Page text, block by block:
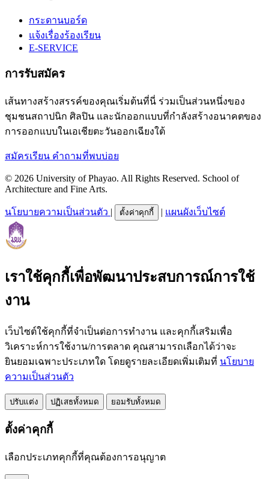
กระดานบอร์ด
แจ้งเรื่องร้องเรียน
E-SERVICE
การรับสมัคร
เส้นทางสร้างสรรค์ของคุณเริ่มต้นที่นี่ ร่วมเป็นส่วนหนึ่งของ
ชุมชนสถาปนิก ศิลปิน และนักออกแบบที่กำลังสร้างอนาคตของ
การออกแบบในเอเชียตะวันออกเฉียงใต้
สมัครเรียน คำถามที่พบบ่อย
© 2026 University of Phayao. All Rights Reserved. School of
Architecture and Fine Arts.
นโยบายความเป็นส่วนตัว | ตั้งค่าคุกกี้ | แผนผังเว็บไซต์
เราใช้คุกกี้เพื่อพัฒนาประสบการณ์การใช้
งาน
เว็บไซต์ใช้คุกกี้ที่จำเป็นต่อการทำงาน และคุกกี้เสริมเพื่อ
วิเคราะห์การใช้งาน/การตลาด คุณสามารถเลือกได้ว่าจะ
ยินยอมเฉพาะประเภทใด โดยดูรายละเอียดเพิ่มเติมที่ นโยบาย
ความเป็นส่วนตัว
ปรับแต่ง ปฏิเสธทั้งหมด ยอมรับทั้งหมด
ตั้งค่าคุกกี้
เลือกประเภทคุกกี้ที่คุณต้องการอนุญาต